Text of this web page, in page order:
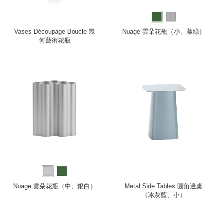
Vases Découpage Boucle 幾
何藝術花瓶
Nuage 雲朵花瓶（小、藤綠）
Nuage 雲朵花瓶（中、銀白）
Metal Side Tables 圓角邊桌
（冰灰藍、小）